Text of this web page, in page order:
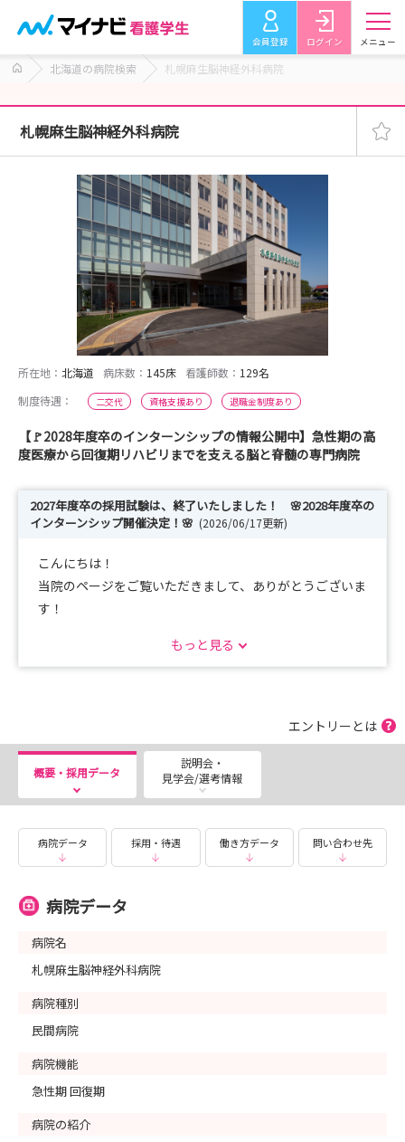
会員登録 ログイン メニュー
北海道の病院検索 札幌麻生脳神経外科病院
札幌麻生脳神経外科病院
所在地： 北海道 病床数： 145床 看護師数： 129名
制度待遇：
二交代 資格支援あり 退職金制度あり
【🚩2028年度卒のインターンシップの情報公開中】急性期の高
度医療から回復期リハビリまでを支える脳と脊髄の専門病院
2027年度卒の採用試験は、終了いたしました！ 🌸2028年度卒の
インターンシップ開催決定！🌸 (2026/06/17更新)
こんにちは！
当院のページをご覧いただきまして、ありがとうございま
す！
2027年度卒の採用試験は、終了いたしました。
当院では、2028年度卒のインターンシップを開催予定で
す！
ぜひ、ご参加ください☆彡
2026年7月29日（水）12：30～16:30
2026年8月5日（水）12：30～16:30
2026年8月19日（水）12：30～16：30
〇内容
・病院・看護部の紹介
・現場見学、看護体験
・先輩看護師との情報交換会
もっと見る
エントリーとは
概要・採用データ
説明会・
見学会/選考情報
病院データ 採用・待遇 働き方データ 問い合わせ先
病院データ
病院名
札幌麻生脳神経外科病院
病院種別
民間病院
病院機能
急性期 回復期
病院の紹介